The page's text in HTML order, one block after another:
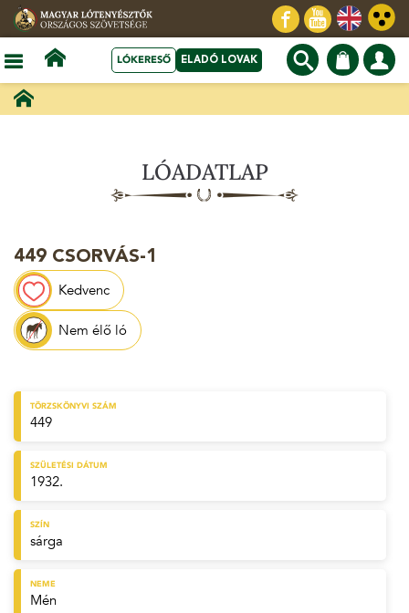
LÓKERESŐ ELADÓ LOVAK
LÓADATLAP
449 CSORVÁS-1
Kedvenc
Nem élő ló
TÖRZSKÖNYVI SZÁM
449
SZÜLETÉSI DÁTUM
1932.
SZÍN
sárga
NEME
Mén